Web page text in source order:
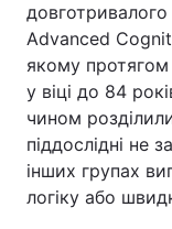
Advanced
якому протягом
у віці до 84
чином
піддослідні не
інших групах
логіку або